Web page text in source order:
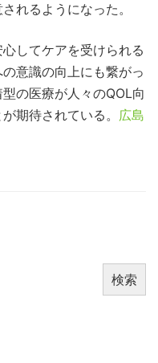
れるようになった。
してケアを受けられる
意識の向上にも繋がっ
の医療が人々のQOL向
期待されている。 広島
検索